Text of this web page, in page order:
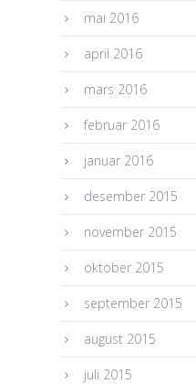
mai 2016
april 2016
mars 2016
februar 2016
januar 2016
desember 2015
november 2015
oktober 2015
september 2015
august 2015
juli 2015